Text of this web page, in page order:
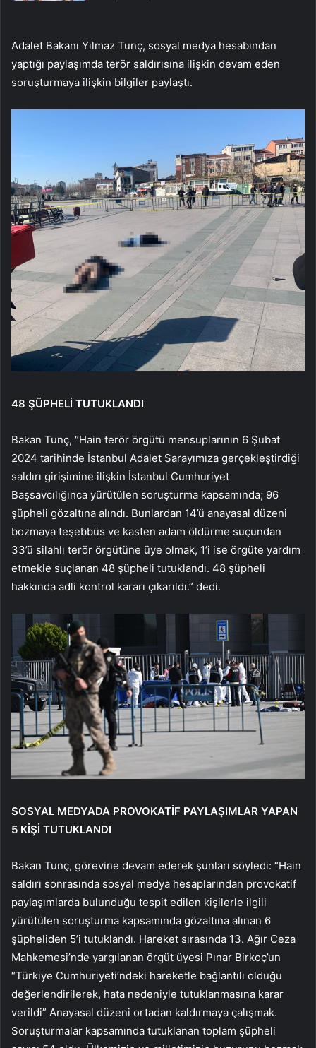
Adalet Bakanı Yılmaz Tunç, sosyal medya hesabından
yaptığı paylaşımda terör saldırısına ilişkin devam eden
soruşturmaya ilişkin bilgiler paylaştı.
48 ŞÜPHELİ TUTUKLANDI
Bakan Tunç, “Hain terör örgütü mensuplarının 6 Şubat
2024 tarihinde İstanbul Adalet Sarayımıza gerçekleştirdiği
saldırı girişimine ilişkin İstanbul Cumhuriyet
Başsavcılığınca yürütülen soruşturma kapsamında; 96
şüpheli gözaltına alındı. Bunlardan 14’ü anayasal düzeni
bozmaya teşebbüs ve kasten adam öldürme suçundan
33’ü silahlı terör örgütüne üye olmak, 1’i ise örgüte yardım
etmekle suçlanan 48 şüpheli tutuklandı. 48 şüpheli
hakkında adli kontrol kararı çıkarıldı.” dedi.
SOSYAL MEDYADA PROVOKATİF PAYLAŞIMLAR YAPAN
5 KİŞİ TUTUKLANDI
Bakan Tunç, görevine devam ederek şunları söyledi: “Hain
saldırı sonrasında sosyal medya hesaplarından provokatif
paylaşımlarda bulunduğu tespit edilen kişilerle ilgili
yürütülen soruşturma kapsamında gözaltına alınan 6
şüpheliden 5’i tutuklandı. Hareket sırasında 13. Ağır Ceza
Mahkemesi’nde yargılanan örgüt üyesi Pınar Birkoç’un
“Türkiye Cumhuriyeti’ndeki hareketle bağlantılı olduğu
değerlendirilerek, hata nedeniyle tutuklanmasına karar
verildi” Anayasal düzeni ortadan kaldırmaya çalışmak.
Soruşturmalar kapsamında tutuklanan toplam şüpheli